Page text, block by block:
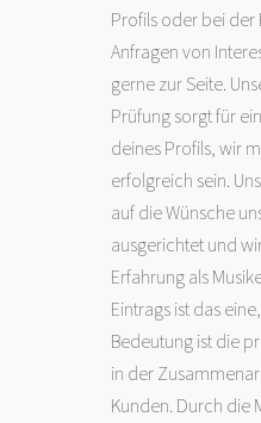
Profils oder bei
Anfragen von
gerne zur Seite.
Prüfung sorgt für
deines Profils, wir
erfolgreich sein.
auf die Wünsche
ausgerichtet und
Erfahrung als
Eintrags ist das
Bedeutung ist die
in der
Kunden. Durch die